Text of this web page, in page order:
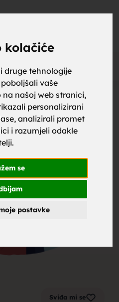
kolačiće
druge tehnologije
vaše
našoj web stranici,
personalizirani
analizirali promet
i razumjeli odakle
se
postavke
Sviđa mi se
za